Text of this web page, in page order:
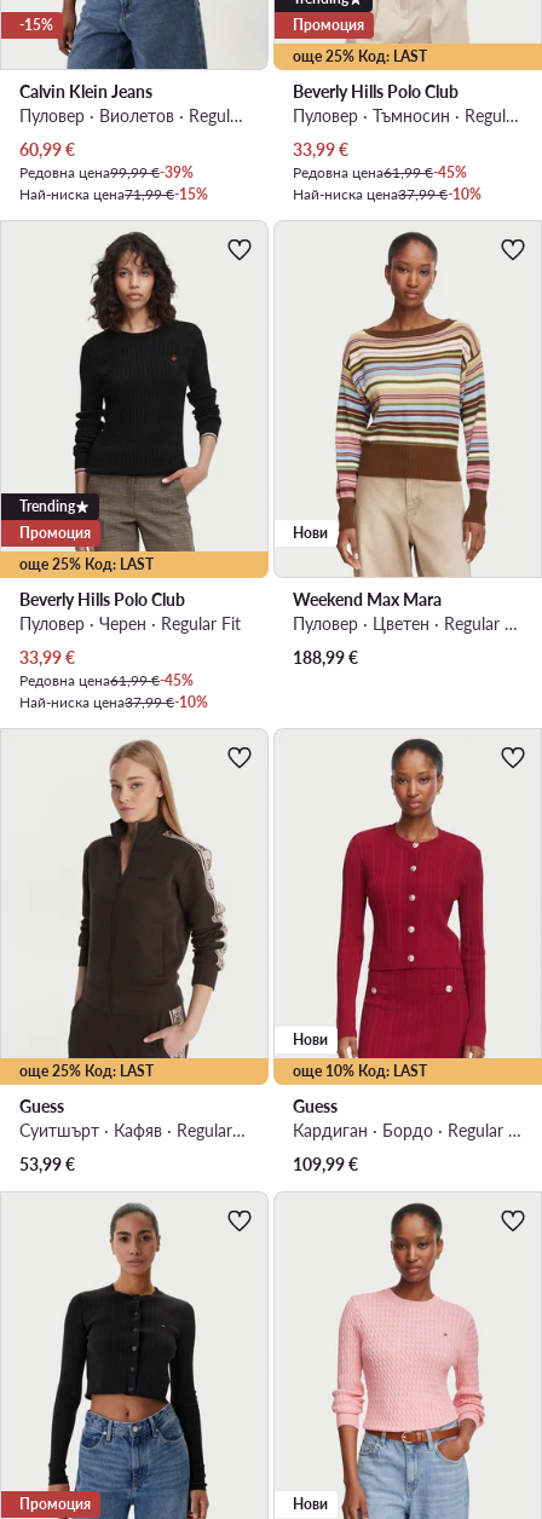
-15%
Calvin Klein Jeans
Пуловер · Виолетов · Regular Fit
Актуална цена
60,99€
Редовна цена99,99 €-39%
Най-ниска цена71,99 €-15%
още 25% Код: LAST
Промоция
Beverly Hills Polo Club
Пуловер · Тъмносин · Regular Fit
Актуална цена
33,99€
Редовна цена61,99 €-45%
Най-ниска цена37,99 €-10%
още 25% Код: LAST
Trending
Промоция
Beverly Hills Polo Club
Пуловер · Черен · Regular Fit
Актуална цена
33,99€
Редовна цена61,99 €-45%
Най-ниска цена37,99 €-10%
Нови
Weekend Max Mara
Пуловер · Цветен · Regular Fit
188,99€
още 25% Код: LAST
Guess
Суитшърт · Кафяв · Regular Fit
53,99€
още 10% Код: LAST
Нови
Guess
Кардиган · Бордо · Regular Fit
109,99€
Промоция Нови